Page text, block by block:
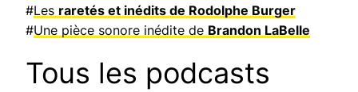
#Les raretés et inédits de Rodolphe Burger
#Une pièce sonore inédite de Brandon LaBelle
Tous les podcasts